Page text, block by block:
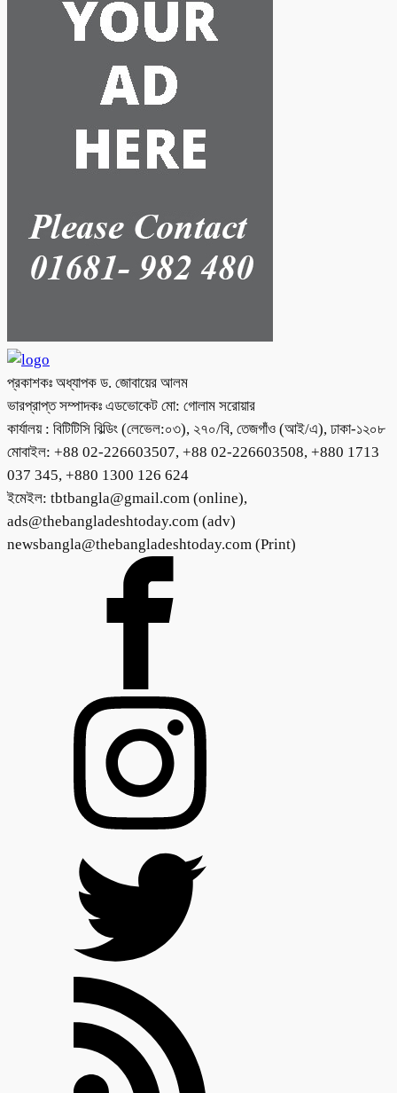
প্রকাশকঃ অধ্যাপক ড. জোবায়ের আলম
ভারপ্রাপ্ত সম্পাদকঃ এডভোকেট মো: গোলাম সরোয়ার
কার্যালয় : বিটিটিসি বিল্ডিং (লেভেল:০৩), ২৭০/বি, তেজগাঁও (আই/এ), ঢাকা-১২০৮
মোবাইল: +88 02-226603507, +88 02-226603508, +880 1713
037 345, +880 1300 126 624
ইমেইল: tbtbangla@gmail.com (online),
ads@thebangladeshtoday.com (adv)
newsbangla@thebangladeshtoday.com (Print)